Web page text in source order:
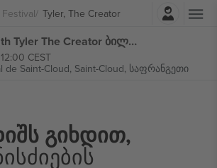
Festival Tyler, The Creator
შესვლა
Rock En Seine with Tyler The Creator ბილეთი
CEST
de Saint-Cloud, Saint-Cloud, საფრანგეთი
Გიხდით,